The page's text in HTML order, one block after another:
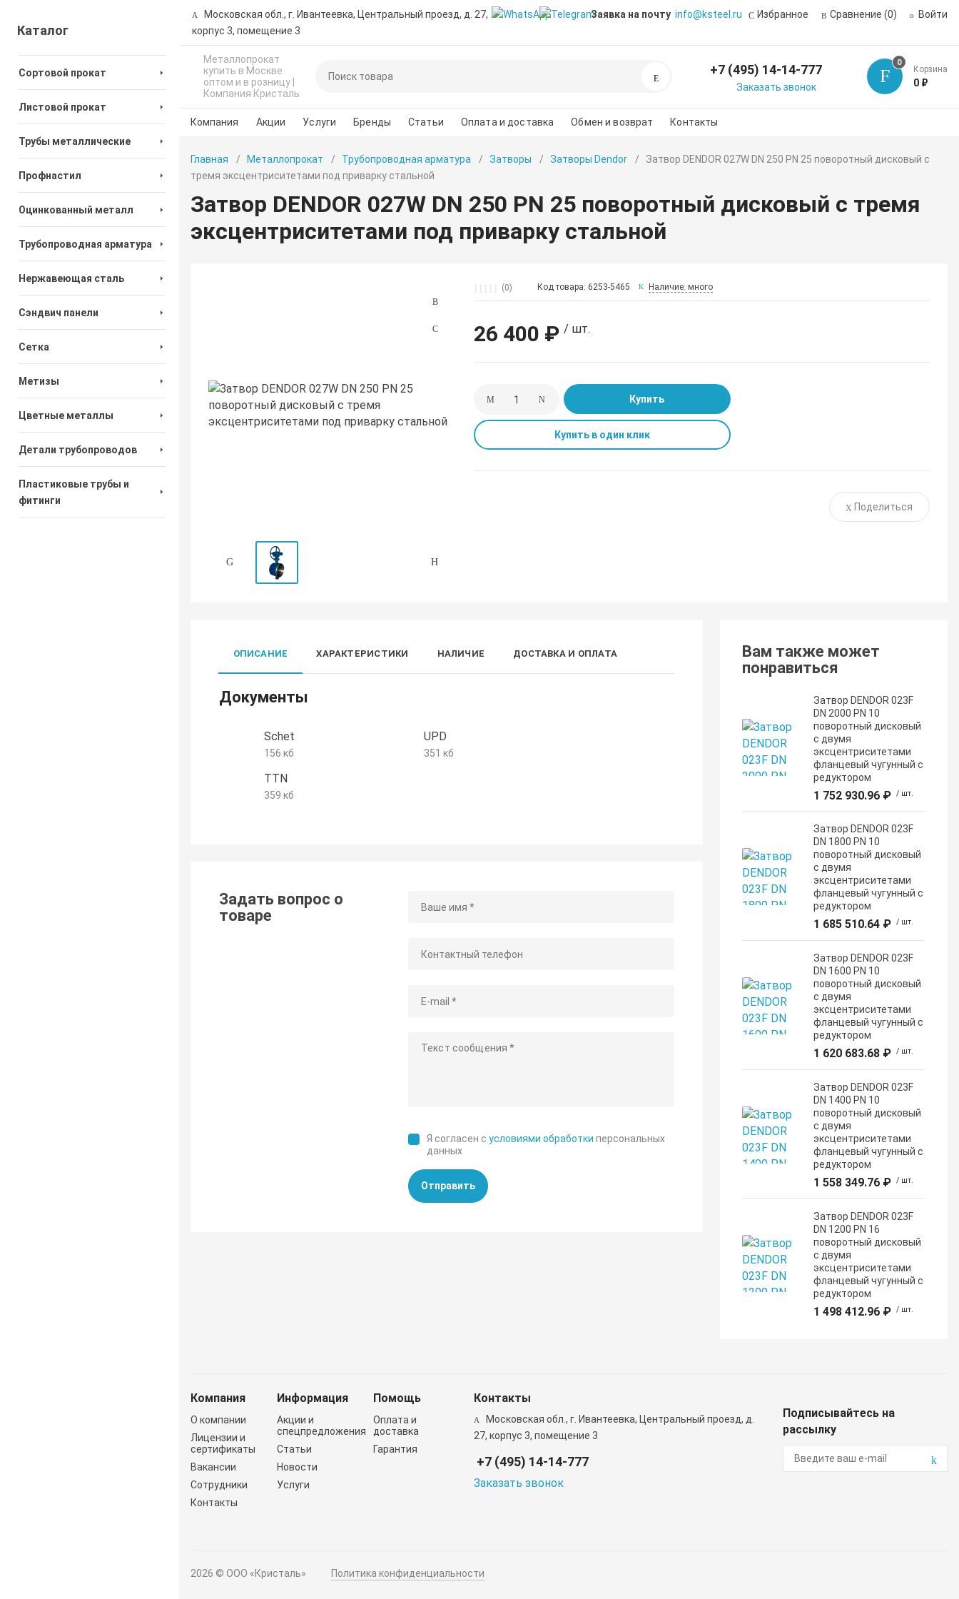
Московская обл., г. Ивантеевка, Центральный проезд, д. 27,
корпус 3, помещение 3
Заявка на почту info@ksteel.ru Избранное Сравнение (0) Войти
Металлопрокат
купить в Москве
оптом и в розницу |
Компания Кристаль
Поиск +7 (495) 14-14-777
Заказать звонок
0
Корзина
0 ₽
Компания Акции Услуги Бренды Статьи Оплата и доставка Обмен и возврат Контакты
Каталог
Сортовой прокат
Листовой прокат
Трубы металлические
Профнастил
Оцинкованный металл
Трубопроводная арматура
Нержавеющая сталь
Сэндвич панели
Сетка
Метизы
Цветные металлы
Детали трубопроводов
Пластиковые трубы и
фитинги
Главная Металлопрокат Трубопроводная арматура Затворы Затворы Dendor
Затвор DENDOR 027W DN 250 PN 25 поворотный дисковый с
тремя эксцентриситетами под приварку стальной
Затвор DENDOR 027W DN 250 PN 25 поворотный дисковый с тремя
эксцентриситетами под приварку стальной
(0) Код товара: 6253-5465 Наличие: много
26 400 ₽ / шт.
Купить
Купить в один клик
Поделиться
ОПИСАНИЕ ХАРАКТЕРИСТИКИ НАЛИЧИЕ ДОСТАВКА И ОПЛАТА
Документы
Schet
156 кб
UPD
351 кб
TTN
359 кб
Задать вопрос о
товаре
Я согласен сусловиями обработки персональных
данных
Отправить
Вам также может
понравиться
Затвор DENDOR 023F
DN 2000 PN 10
поворотный дисковый
c двумя
эксцентриситетами
фланцевый чугунный с
редуктором
1 752 930.96 ₽ / шт.
Затвор DENDOR 023F
DN 1800 PN 10
поворотный дисковый
c двумя
эксцентриситетами
фланцевый чугунный с
редуктором
1 685 510.64 ₽ / шт.
Затвор DENDOR 023F
DN 1600 PN 10
поворотный дисковый
c двумя
эксцентриситетами
фланцевый чугунный с
редуктором
1 620 683.68 ₽ / шт.
Затвор DENDOR 023F
DN 1400 PN 10
поворотный дисковый
c двумя
эксцентриситетами
фланцевый чугунный с
редуктором
1 558 349.76 ₽ / шт.
Затвор DENDOR 023F
DN 1200 PN 16
поворотный дисковый
c двумя
эксцентриситетами
фланцевый чугунный с
редуктором
1 498 412.96 ₽ / шт.
Компания
О компании
Лицензии и
сертификаты
Вакансии
Сотрудники
Контакты
Информация
Акции и
спецпредложения
Статьи
Новости
Услуги
Помощь
Оплата и
доставка
Гарантия
Контакты
Московская обл., г. Ивантеевка, Центральный проезд, д.
27, корпус 3, помещение 3
+7 (495) 14-14-777
Заказать звонок
Подписывайтесь на
рассылку
2026 © ООО «Кристаль» Политика конфиденциальности